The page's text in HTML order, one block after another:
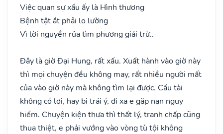
Việc quan sự xấu ấy là Hình thương
Bệnh tật ắt phải lo lường
Vì lời nguyền rủa tìm phương giải trừ..
Đây là giờ Đại Hung, rất xấu. Xuất hành vào giờ này
thì mọi chuyện đều không may, rất nhiều người mất
của vào giờ này mà không tìm lại được. Cầu tài
không có lợi, hay bị trái ý, đi xa e gặp nạn nguy
hiểm. Chuyện kiện thưa thì thất lý, tranh chấp cũng
thua thiệt, e phải vướng vào vòng tù tội không